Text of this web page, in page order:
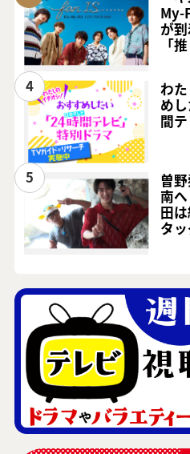
My-
が
「
4
わ
め
間
5
曽
南
田
タッ